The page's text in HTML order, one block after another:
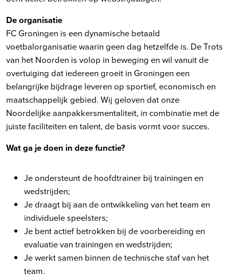
De organisatie
FC Groningen is een dynamische betaald
voetbalorganisatie waarin geen dag hetzelfde is. De Trots
van het Noorden is volop in beweging en wil vanuit de
overtuiging dat iedereen groeit in Groningen een
belangrijke bijdrage leveren op sportief, economisch en
maatschappelijk gebied. Wij geloven dat onze
Noordelijke aanpakkersmentaliteit, in combinatie met de
juiste faciliteiten en talent, de basis vormt voor succes.
Wat ga je doen in deze functie?
Je ondersteunt de hoofdtrainer bij trainingen en
wedstrijden;
Je draagt bij aan de ontwikkeling van het team en
individuele speelsters;
Je bent actief betrokken bij de voorbereiding en
evaluatie van trainingen en wedstrijden;
Je werkt samen binnen de technische staf van het
team.